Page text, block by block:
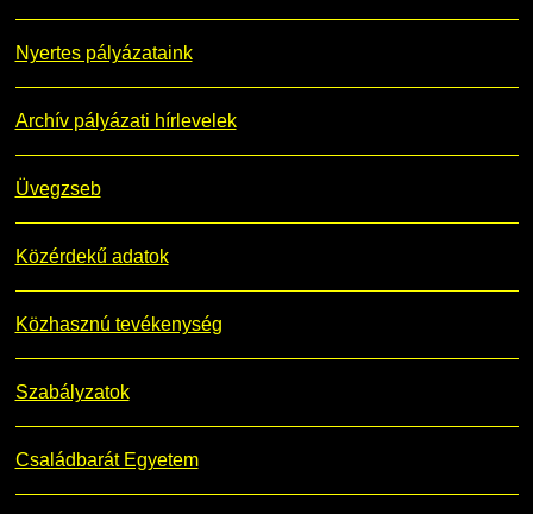
Nyertes pályázataink
Archív pályázati hírlevelek
Üvegzseb
Közérdekű adatok
Közhasznú tevékenység
Szabályzatok
Családbarát Egyetem